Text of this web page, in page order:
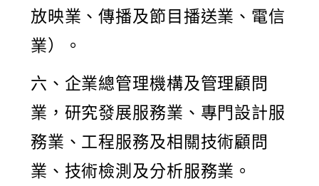
放映業、傳播及節目播送業、電信
業）。
六、企業總管理機構及管理顧問
業，研究發展服務業、專門設計服
務業、工程服務及相關技術顧問
業、技術檢測及分析服務業。